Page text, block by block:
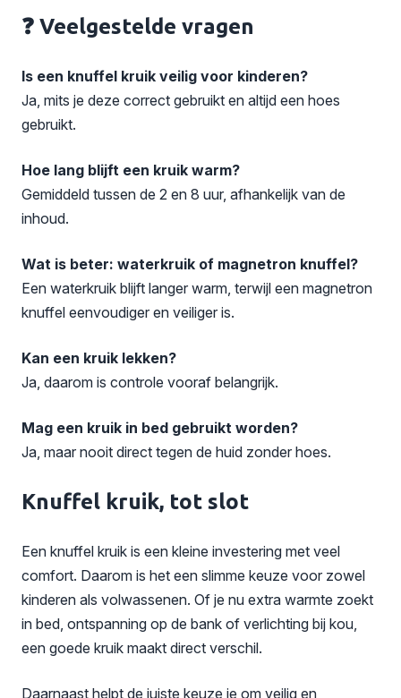
❓ Veelgestelde vragen
Is een knuffel kruik veilig voor kinderen?
Ja, mits je deze correct gebruikt en altijd een hoes
gebruikt.
Hoe lang blijft een kruik warm?
Gemiddeld tussen de 2 en 8 uur, afhankelijk van de
inhoud.
Wat is beter: waterkruik of magnetron knuffel?
Een waterkruik blijft langer warm, terwijl een magnetron
knuffel eenvoudiger en veiliger is.
Kan een kruik lekken?
Ja, daarom is controle vooraf belangrijk.
Mag een kruik in bed gebruikt worden?
Ja, maar nooit direct tegen de huid zonder hoes.
Knuffel kruik, tot slot
Een knuffel kruik is een kleine investering met veel
comfort. Daarom is het een slimme keuze voor zowel
kinderen als volwassenen. Of je nu extra warmte zoekt
in bed, ontspanning op de bank of verlichting bij kou,
een goede kruik maakt direct verschil.
Daarnaast helpt de juiste keuze je om veilig en